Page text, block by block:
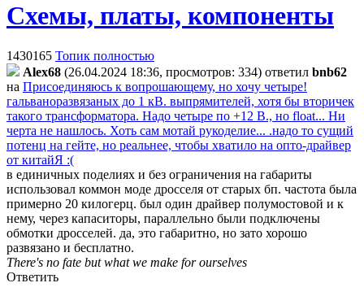
Схемы, платы, компоненты
1430165 Топик полностью
Alex68 (26.04.2024 18:36, просмотров: 334) ответил bnb62
на Присоединяюсь к вопрошающему, но хочу четыре!
гальваноразвязаных до 1 кВ. выпрямителей, хотя бы вторичек
такого трансформатора. Надо четыре по +12 В., но float... Ни
черта не нашлось. Хоть сам мотай рукоделие... .надо то сущий
потенц на гейте, но реальнее, чтобы хватило на опто-драйвер
от китайЯ :(
в единичных поделиях и без ограничения на габариты
использовал коммон моде дросселя от старых бп. частота была
примерно 20 килогерц. был один драйвер полумостовой и к
нему, через капаситоры, параллельно были подключены
обмотки дросселей. да, это габаритно, но зато хорошо
развязано и бесплатно.
There's no fate but what we make for ourselves
Ответить